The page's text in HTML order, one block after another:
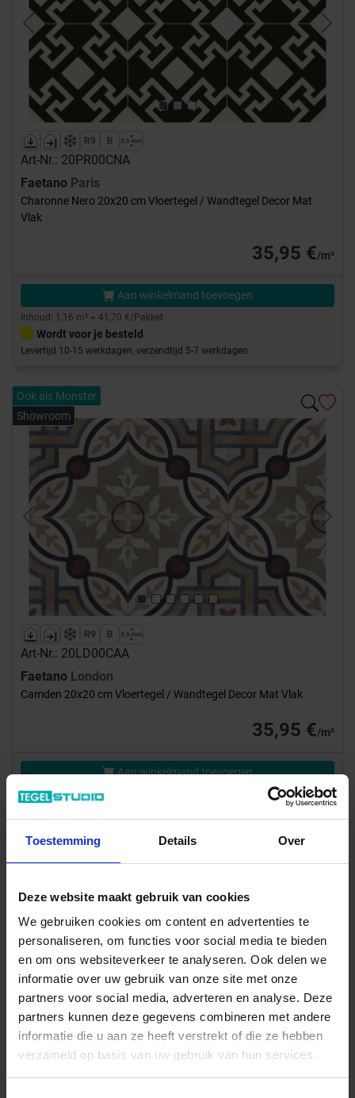
Toestemming Details Over
Deze website maakt gebruik van cookies
We gebruiken cookies om content en advertenties te
personaliseren, om functies voor social media te bieden
en om ons websiteverkeer te analyseren. Ook delen we
informatie over uw gebruik van onze site met onze
partners voor social media, adverteren en analyse. Deze
partners kunnen deze gegevens combineren met andere
informatie die u aan ze heeft verstrekt of die ze hebben
verzameld op basis van uw gebruik van hun services.
Previous Next
Art-Nr.: 20PR00CNA
Faetano Paris
Charonne Nero 20x20 cm Vloertegel / Wandtegel Decor Mat
Vlak
35,95 €/m²
Aan winkelmand toevoegen
Inhoud: 1,16 m² = 41,70 €/Pakket
Wordt voor je besteld
Levertijd 10-15 werkdagen, verzendtijd 5-7 werkdagen
Ook als Monster
Showroom
Previous Next
Art-Nr.: 20LD00CAA
Faetano London
Camden 20x20 cm Vloertegel / Wandtegel Decor Mat Vlak
35,95 €/m²
Aan winkelmand toevoegen
Inhoud: 1,16 m² = 41,70 €/Pakket
Meer dan 2500 m² showroom
Showtuin met vele soorten tegels
Monster service met cashback
Bepaal zelf je leverdatum
Reserveren & afhalen